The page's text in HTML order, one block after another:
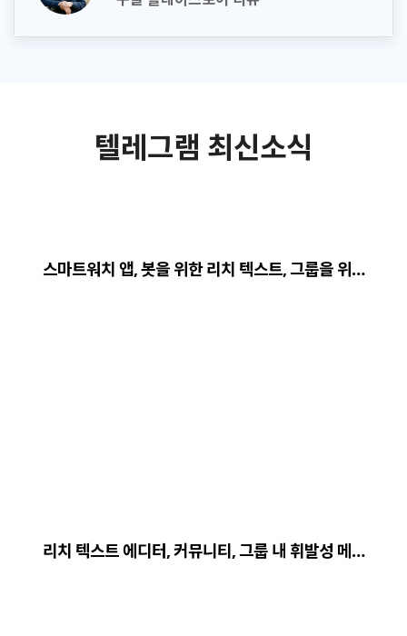
텔레그램 최신소식
스마트워치 앱, 봇을 위한 리치 텍스트, 그룹을 위…
리치 텍스트 에디터, 커뮤니티, 그룹 내 휘발성 메…